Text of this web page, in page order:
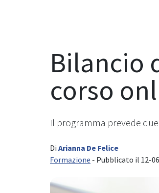
Bilancio
corso
Il programma prevede
Di Arianna De Felice
Formazione - Pubblicato il 12-